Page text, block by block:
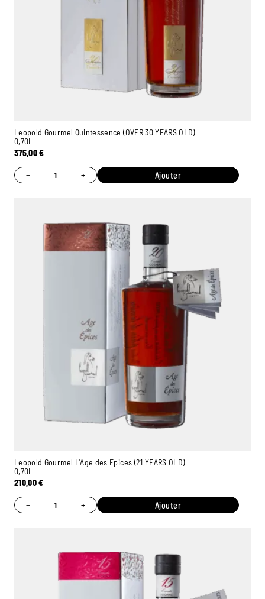
Leopold Gourmel Quintessence (OVER 30 YEARS OLD)
0,70L
375,00€
− + Ajouter
Leopold Gourmel L'Age des Epices (21 YEARS OLD)
0,70L
210,00€
− + Ajouter